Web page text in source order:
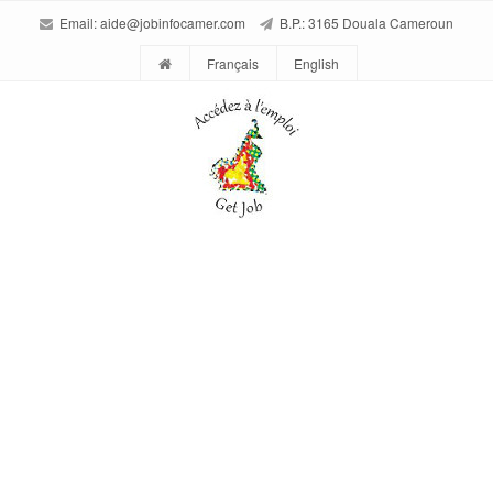
Email:aide@jobinfocamer.com B.P.: 3165 Douala Cameroun
Français English